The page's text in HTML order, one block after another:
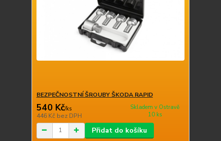
BEZPEČNOSTNÍ ŠROUBY ŠKODA RAPID
540 Kč/ks
446 Kč bez DPH
Skladem v Ostravě
10 ks
Přidat do košíku